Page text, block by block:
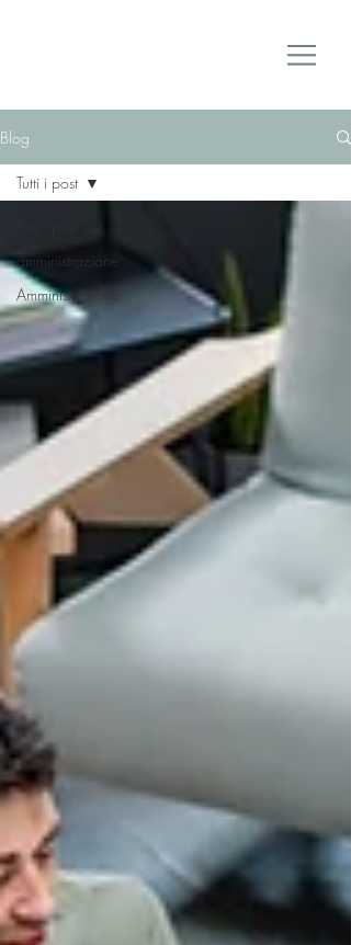
Blog
amministrazione
Amministrazione
Tutti i post